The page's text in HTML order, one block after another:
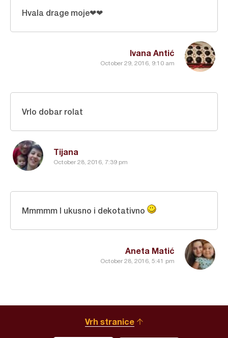
Ivana Antić
October 29, 2016, 9:10 am
Hvala drage moje❤❤
Tijana
October 28, 2016, 7:39 pm
Vrlo dobar rolat
Aneta Matić
October 28, 2016, 5:41 pm
Mmmmm I ukusno i dekotativno
Vrh stranice